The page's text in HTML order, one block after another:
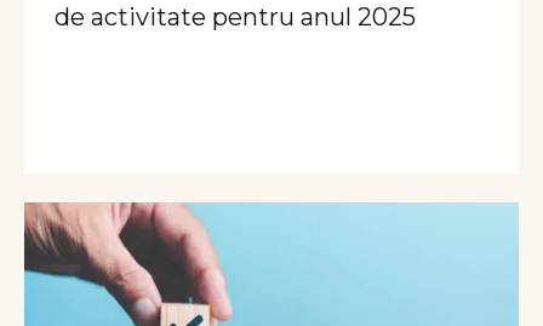
de activitate pentru anul 2025